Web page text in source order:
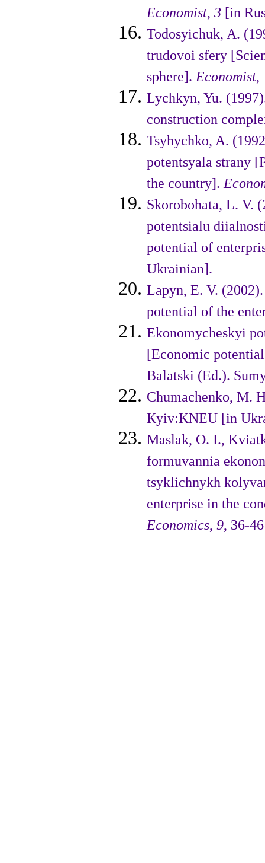
Economіst, 3 [іn
Todosyіchuk, A.
trudovoі sfery
sphere].Economіst,
Lychkyn, Yu.
constructіon
Tsyhychko, A.
potentsyala strany
the country].
Skorobohata, L. V.
potentsialu
potential of
Ukraіnіan].
Lapyn, E. V.
potentіal of the
Ekonomycheskyі
[Eco­nomіc
Balatski (Ed.).
Chumachenko, M.
Кyiv:KNEU [іn
Maslak, O. I.,
formu­vannia
tsyklichnykh
enterprise in the
Economics, 9, 36-